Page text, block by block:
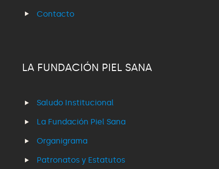
Contacto
LA FUNDACIÓN PIEL SANA
Saludo Institucional
La Fundación Piel Sana
Organigrama
Patronatos y Estatutos